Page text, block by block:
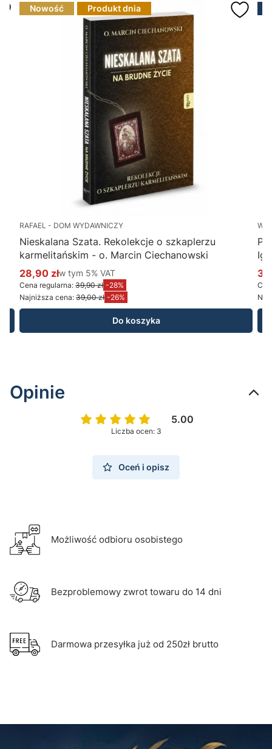
Nowość Produkt dnia
RAFAEL - DOM WYDAWNICZY
Nieskalana Szata. Rekolekcje o szkaplerzu
karmelitańskim - o. Marcin Ciechanowski
Cena promocyjna brutto
28,90 złw tym %s VAT
w tym 5% VAT
Cena regularna: 39,90 zł -28%
Najniższa cena: 39,00 zł -26%
Do koszyka
Opinie
5.00
Liczba ocen: 3
Oceń i opisz
Możliwość odbioru osobistego
Bezproblemowy zwrot towaru do 14 dni
Darmowa przesyłka już od 250zł brutto